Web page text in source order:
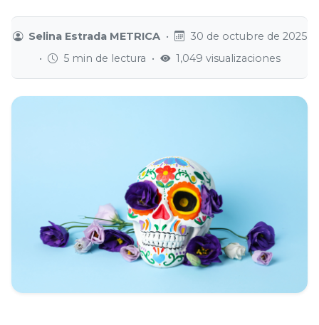
Selina Estrada METRICA •
30 de octubre de 2025
•
5 min de lectura • 1,049 visualizaciones